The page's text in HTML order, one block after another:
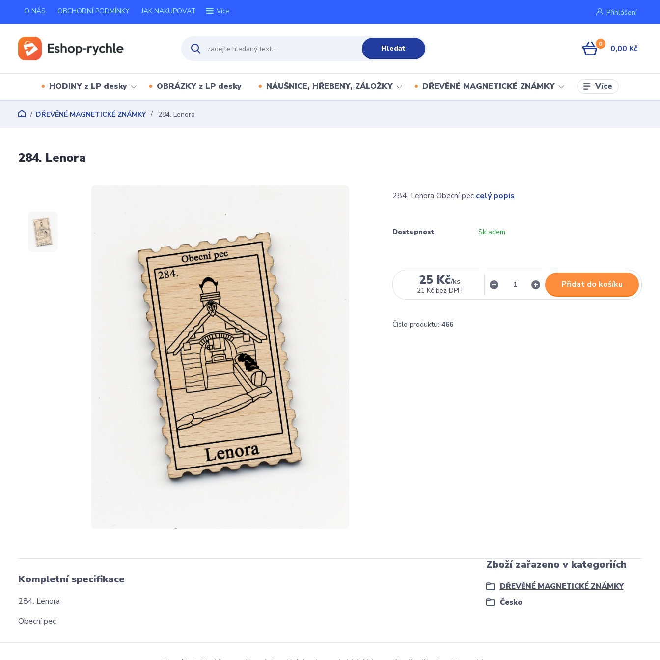
O NÁS OBCHODNÍ PODMÍNKY JAK NAKUPOVAT Více Přihlášení
Hledat 0 0,00 Kč
HODINY z LP desky OBRÁZKY z LP desky NÁUŠNICE, HŘEBENY, ZÁLOŽKY DŘEVĚNÉ MAGNETICKÉ ZNÁMKY Více
DŘEVĚNÉ MAGNETICKÉ ZNÁMKY 284. Lenora
284. Lenora
284. Lenora Obecní pec celý popis
Dostupnost Skladem
25 Kč/ks
21 Kč bez DPH
Přidat do košíku
Číslo produktu: 466
Kompletní specifikace
284. Lenora
Obecní pec
Zboží zařazeno v kategoriích
DŘEVĚNÉ MAGNETICKÉ ZNÁMKY
Česko